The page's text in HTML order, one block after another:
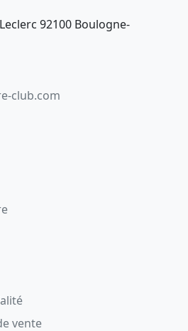
92100 Boulogne-
club.com
vente